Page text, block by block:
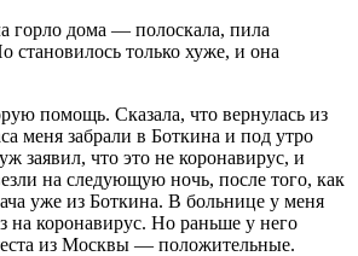
горло дома — полоскала, пила
становилось только хуже, и она
помощь. Сказала, что вернулась из
меня забрали в Боткина и под утро
заявил, что это не коронавирус, и
на следующую ночь, после того, как
уже из Боткина. В больнице у меня
на коронавирус. Но раньше у него
из Москвы — положительные.